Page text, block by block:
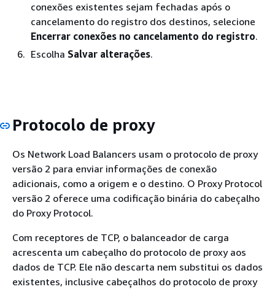
conexões existentes sejam fechadas após o
cancelamento do registro dos destinos, selecione
Encerrar conexões no cancelamento do registro.
Escolha Salvar alterações.
Protocolo de proxy
Os Network Load Balancers usam o protocolo de proxy
versão 2 para enviar informações de conexão
adicionais, como a origem e o destino. O Proxy Protocol
versão 2 oferece uma codificação binária do cabeçalho
do Proxy Protocol.
Com receptores de TCP, o balanceador de carga
acrescenta um cabeçalho do protocolo de proxy aos
dados de TCP. Ele não descarta nem substitui os dados
existentes, inclusive cabeçalhos do protocolo de proxy